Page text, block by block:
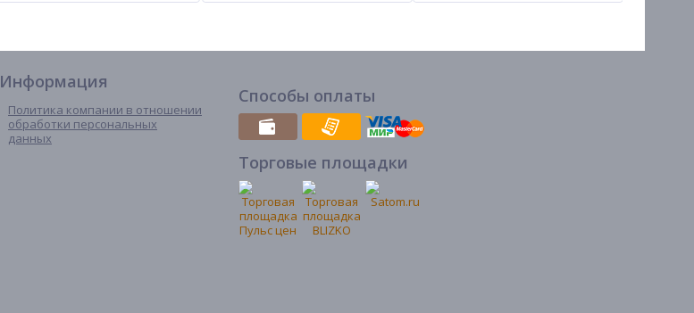
Информация
Политика компании в отношении
обработки персональных
данных
Способы оплаты
Торговые площадки